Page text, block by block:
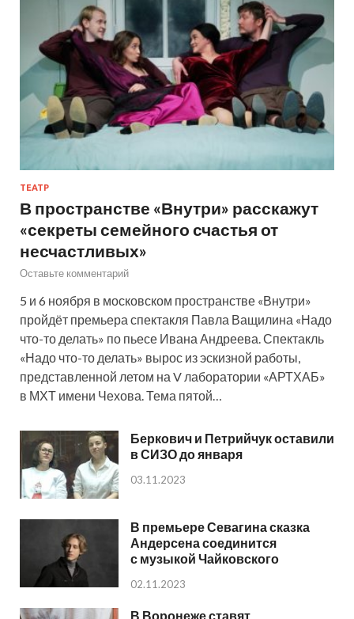
ТЕАТР
В пространстве «Внутри» расскажут
«секреты семейного счастья от
несчастливых»
Оставьте комментарий
5 и 6 ноября в московском пространстве «Внутри»
пройдёт премьера спектакля Павла Ващилина «Надо
что-то делать» по пьесе Ивана Андреева. Спектакль
«Надо что-то делать» вырос из эскизной работы,
представленной летом на V лаборатории «АРТХАБ»
в МХТ имени Чехова. Тема пятой…
Беркович и Петрийчук оставили
в СИЗО до января
03.11.2023
В премьере Севагина сказка
Андерсена соединится
с музыкой Чайковского
02.11.2023
В Воронеже ставят